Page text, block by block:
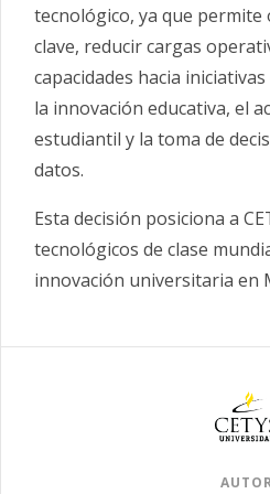
tecnológico, ya que
clave, reducir cargas
capacidades hacia
la innovación educativa, el
estudiantil y la toma de
datos.
Esta decisión posiciona a
tecnológicos de clase
innovación universitaria en